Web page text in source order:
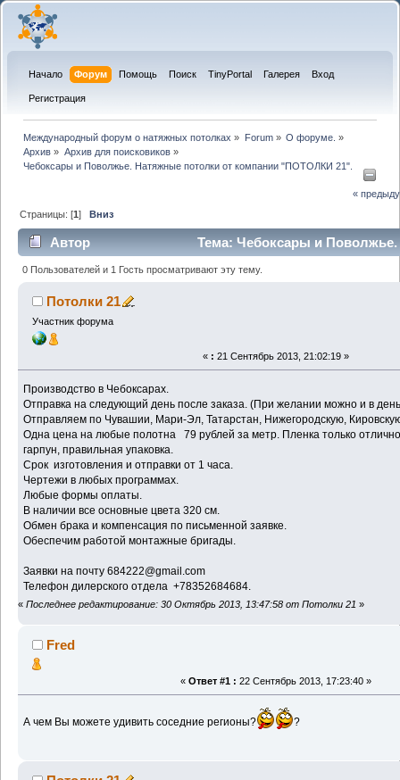
Начало Форум Помощь Поиск TinyPortal Галерея Вход
Регистрация
Международный форум о натяжных потолках » Forum» О форуме. »
Архив » Архив для поисковиков»
Чебоксары и Поволжье. Натяжные потолки от компании "ПОТОЛКИ 21".
«
Страницы: [1]Вниз
Автор
Тема: Чебоксары и
потолки от компании "ПОТОЛКИ 21". (Прочитано 7646
0 Пользователей и 1 Гость просматривают эту тему.
Потолки 21
Участник форума
« : 21 Сентябрь 2013, 21:02:19 »
Производство в Чебоксарах.
Отправка на следующий день после заказа. (При желании можно и в
Отправляем по Чувашии, Мари-Эл, Татарстан, Нижегородскую,
Одна цена на любые полотна 79 рублей за метр. Пленка только
гарпун, правильная упаковка.
Срок изготовления и отправки от 1 часа.
Чертежи в любых программах.
Любые формы оплаты.
В наличии все основные цвета 320 см.
Обмен брака и компенсация по письменной заявке.
Обеспечим работой монтажные бригады.
Заявки на почту 684222@gmail.com
Телефон дилерского отдела +78352684684.
« Последнее редактирование: 30 Октябрь 2013, 13:47:58 от Потолки 21 »
Fred
« Ответ #1 : 22 Сентябрь 2013, 17:23:40 »
А чем Вы можете удивить соседние регионы? ?